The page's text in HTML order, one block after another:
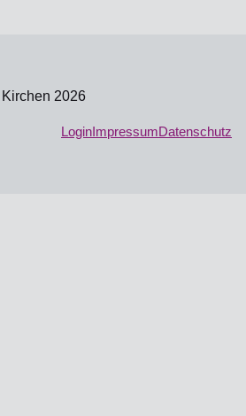
2026
LoginImpressumDatenschutz